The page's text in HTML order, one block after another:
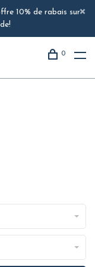
10% de rabais sur
0